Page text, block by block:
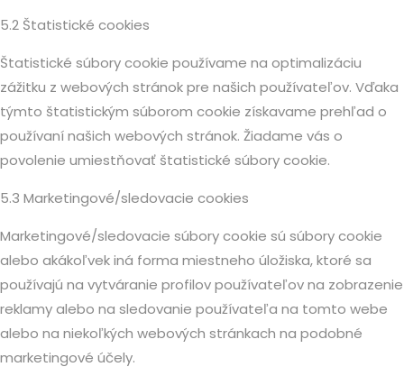
5.2 Štatistické cookies
Štatistické súbory cookie používame na optimalizáciu
zážitku z webových stránok pre našich používateľov. Vďaka
týmto štatistickým súborom cookie získavame prehľad o
používaní našich webových stránok. Žiadame vás o
povolenie umiestňovať štatistické súbory cookie.
5.3 Marketingové/sledovacie cookies
Marketingové/sledovacie súbory cookie sú súbory cookie
alebo akákoľvek iná forma miestneho úložiska, ktoré sa
používajú na vytváranie profilov používateľov na zobrazenie
reklamy alebo na sledovanie používateľa na tomto webe
alebo na niekoľkých webových stránkach na podobné
marketingové účely.